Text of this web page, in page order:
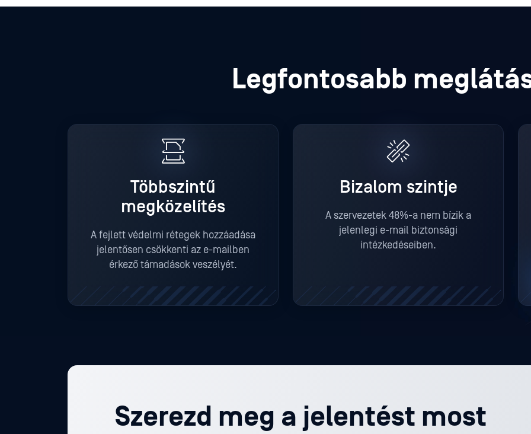
Legfontosabb
Többszintű
megközelítés
A fejlett védelmi rétegek hozzáadása
jelentősen csökkenti az e-mailben
érkező támadások veszélyét.
Bizalom szintje
A szervezetek 48%-a nem bízik a
jelenlegi e-mail biztonsági
intézkedéseiben.
Szerezd meg a jelentést most